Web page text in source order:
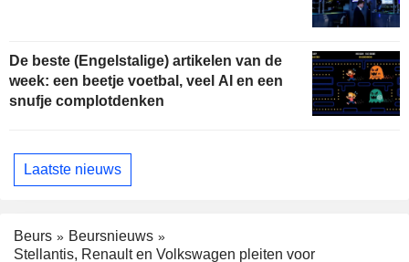
De beste (Engelstalige) artikelen van de
week: een beetje voetbal, veel AI en een
snufje complotdenken
Laatste nieuws
Beurs
Beursnieuws
Stellantis, Renault en Volkswagen pleiten voor